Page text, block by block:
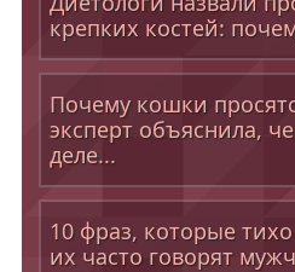
крепких костей:
Почему кошки
эксперт объяснила,
деле...
10 фраз, которые
их часто говорят